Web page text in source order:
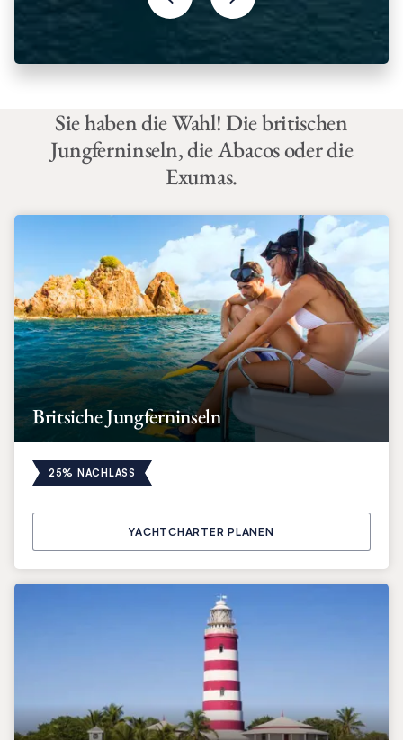
Sie haben die Wahl! Die britischen
Jungferninseln, die Abacos oder die
Exumas.
Britsiche Jungferninseln
25% NACHLASS
YACHTCHARTER PLANEN